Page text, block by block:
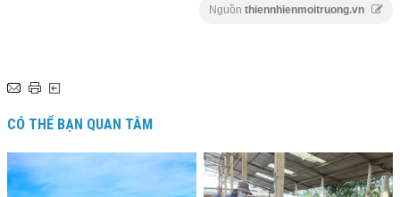
Nguồn thiennhienmoitruong.vn
CÓ THỂ BẠN QUAN TÂM